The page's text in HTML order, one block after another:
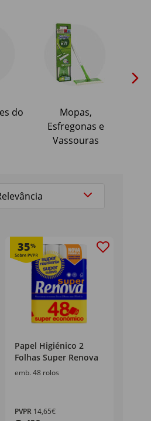
do
Mopas,
Esfregonas e
Vassouras
35%
Papel Higiénico 2
Folhas Super Renova
emb. 48 rolos
PVPR 14,65€